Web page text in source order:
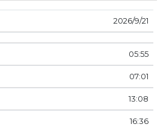
21‏‏/9‏‏/2026
05:55
07:01
13:08
16:36